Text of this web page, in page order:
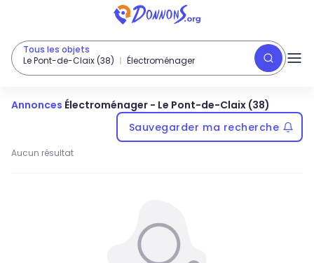
Tous les objets
Le Pont-de-Claix (38)
Électroménager
Annonces Électroménager - Le Pont-de-Claix (38)
Sauvegarder ma recherche
Aucun résultat